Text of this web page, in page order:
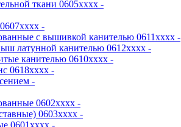
ткани 0605хххх -
-
с вышивкой канителью 0611хххх -
латунной канителью 0612хххх -
канителью 0610хххх -
0618хххх -
-
0602хххх -
0603хххх -
0601хххх -